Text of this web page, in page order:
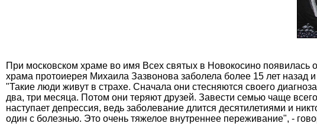
При московском храме во имя Всех святых в Новокосино
храма протоиерея Михаила Зазвонова заболела более 15 лет назад
"Такие люди живут в страхе. Сначала они стесняются своего
два, три месяца. Потом они теряют друзей. Завести семью чаще
наступает депрессия, ведь заболевание длится десятилетиями и
один с болезнью. Это очень тяжелое внутреннее переживание", -